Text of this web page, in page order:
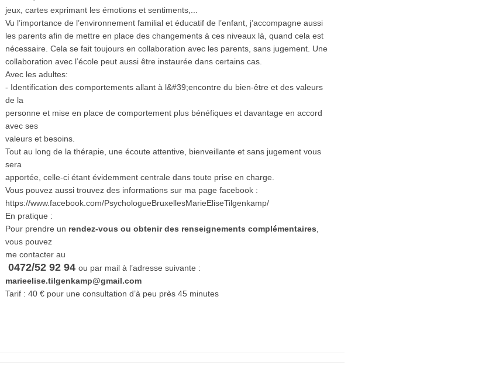
jeux, cartes exprimant les émotions et sentiments,...
Vu l’importance de l’environnement familial et éducatif de l’enfant, j’accompagne aussi
les parents afin de mettre en place des changements à ces niveaux là, quand cela est
nécessaire. Cela se fait toujours en collaboration avec les parents, sans jugement. Une
collaboration avec l’école peut aussi être instaurée dans certains cas.
Avec les adultes:
- Identification des comportements allant à l&#39;encontre du bien-être et des valeurs
de la
personne et mise en place de comportement plus bénéfiques et davantage en accord
avec ses
valeurs et besoins.
Tout au long de la thérapie, une écoute attentive, bienveillante et sans jugement vous
sera
apportée, celle-ci étant évidemment centrale dans toute prise en charge.
Vous pouvez aussi trouvez des informations sur ma page facebook :
https://www.facebook.com/PsychologueBruxellesMarieEliseTilgenkamp/
En pratique :
Pour prendre un rendez-vous ou obtenir des renseignements complémentaires
vous pouvez
me contacter au
0472/52 92 94 ou par mail à l’adresse suivante :
marieelise.tilgenkamp@gmail.com
Tarif : 40 € pour une consultation d’à peu près 45 minutes